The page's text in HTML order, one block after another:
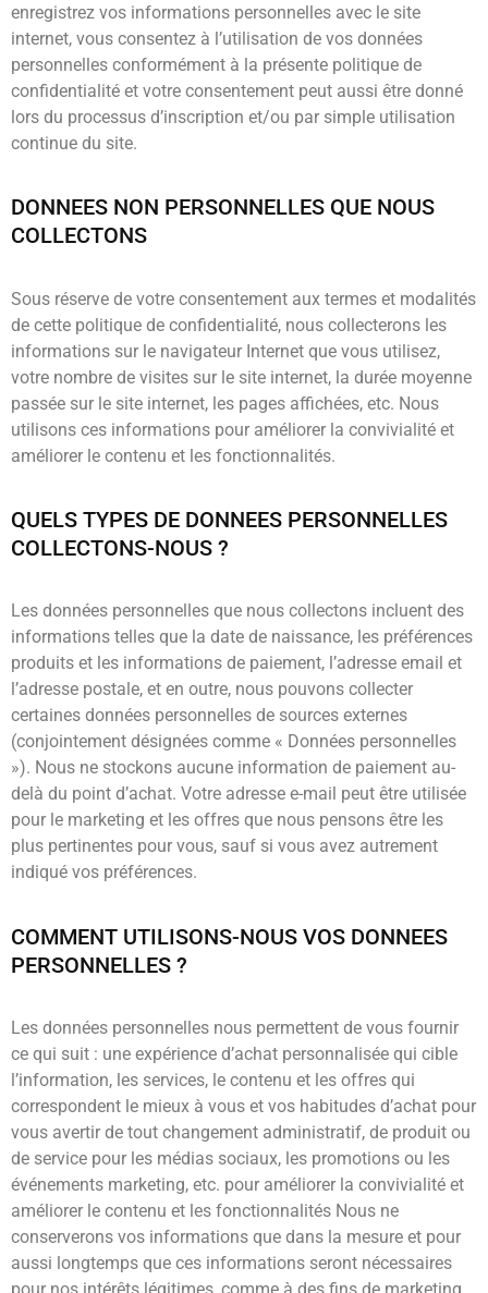
enregistrez vos informations personnelles avec le site
internet, vous consentez à l’utilisation de vos données
personnelles conformément à la présente politique de
confidentialité et votre consentement peut aussi être donné
lors du processus d’inscription et/ou par simple utilisation
continue du site.
DONNEES NON PERSONNELLES QUE NOUS
COLLECTONS
Sous réserve de votre consentement aux termes et modalités
de cette politique de confidentialité, nous collecterons les
informations sur le navigateur Internet que vous utilisez,
votre nombre de visites sur le site internet, la durée moyenne
passée sur le site internet, les pages affichées, etc. Nous
utilisons ces informations pour améliorer la convivialité et
améliorer le contenu et les fonctionnalités.
QUELS TYPES DE DONNEES PERSONNELLES
COLLECTONS-NOUS ?
Les données personnelles que nous collectons incluent des
informations telles que la date de naissance, les préférences
produits et les informations de paiement, l’adresse email et
l’adresse postale, et en outre, nous pouvons collecter
certaines données personnelles de sources externes
(conjointement désignées comme « Données personnelles
»). Nous ne stockons aucune information de paiement au-
delà du point d’achat. Votre adresse e-mail peut être utilisée
pour le marketing et les offres que nous pensons être les
plus pertinentes pour vous, sauf si vous avez autrement
indiqué vos préférences.
COMMENT UTILISONS-NOUS VOS DONNEES
PERSONNELLES ?
Les données personnelles nous permettent de vous fournir
ce qui suit : une expérience d’achat personnalisée qui cible
l’information, les services, le contenu et les offres qui
correspondent le mieux à vous et vos habitudes d’achat pour
vous avertir de tout changement administratif, de produit ou
de service pour les médias sociaux, les promotions ou les
événements marketing, etc. pour améliorer la convivialité et
améliorer le contenu et les fonctionnalités Nous ne
conserverons vos informations que dans la mesure et pour
aussi longtemps que ces informations seront nécessaires